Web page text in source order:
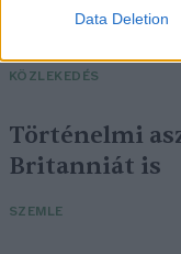
Data Deletion
elektromos
KÖZLEKEDÉS
Történelmi
Britanniát is
SZEMLE